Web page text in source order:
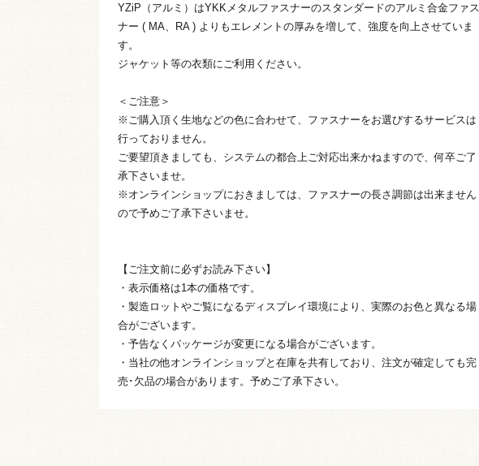
YZiP（アルミ）はYKKメタルファスナーのスタンダードのアルミ合金ファス
ナー ( MA、RA ) よりもエレメントの厚みを増して、強度を向上させていま
す。
ジャケット等の衣類にご利用ください。
＜ご注意＞
※ご購入頂く生地などの色に合わせて、ファスナーをお選びするサービスは
行っておりません。
ご要望頂きましても、システムの都合上ご対応出来かねますので、何卒ご了
承下さいませ。
※オンラインショップにおきましては、ファスナーの長さ調節は出来ません
ので予めご了承下さいませ。
【ご注文前に必ずお読み下さい】
・表示価格は1本の価格です。
・製造ロットやご覧になるディスプレイ環境により、実際のお色と異なる場
合がございます。
・予告なくパッケージが変更になる場合がございます。
・当社の他オンラインショップと在庫を共有しており、注文が確定しても完
売･欠品の場合があります。予めご了承下さい。